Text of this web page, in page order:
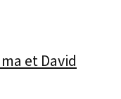
et David